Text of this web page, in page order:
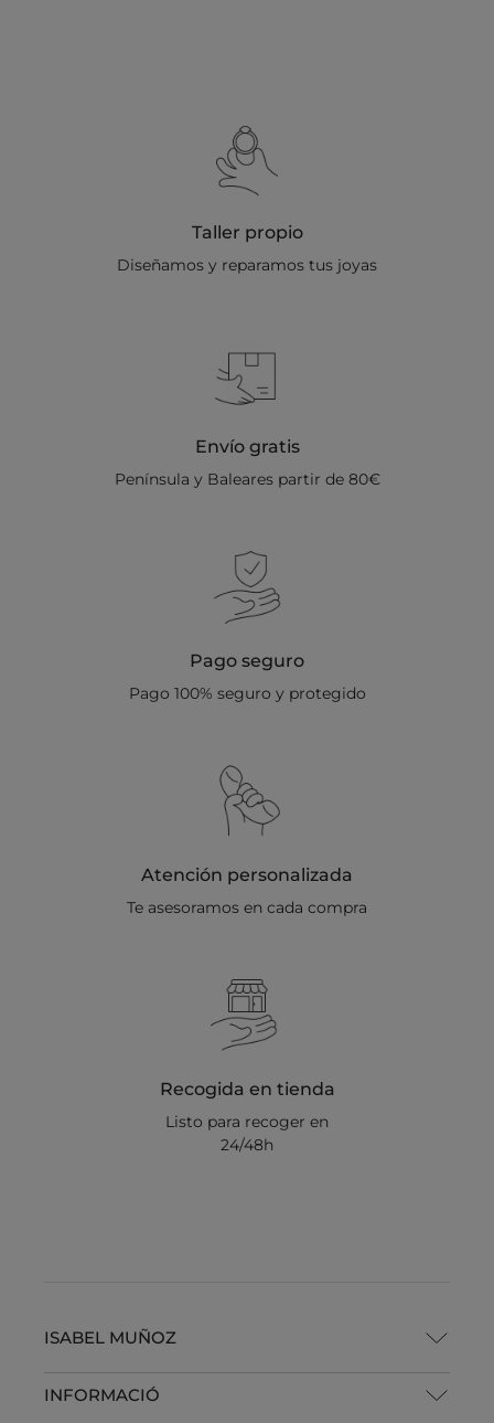
Taller propio
Diseñamos y reparamos tus joyas
Envío gratis
Península y Baleares partir de 80€
Pago seguro
Pago 100% seguro y protegido
Atención personalizada
Te asesoramos en cada compra
Recogida en tienda
Listo para recoger en
24/48h
ISABEL MUÑOZ
INFORMACIÓ